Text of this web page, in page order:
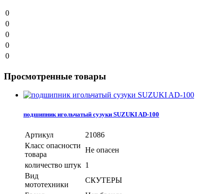
0
0
0
0
0
Просмотренные товары
подшипник игольчатый сузуки SUZUKI AD-100
Артикул
21086
Класс опасности
товара
Не опасен
количество штук 1
Вид
мототехники
СКУТЕРЫ